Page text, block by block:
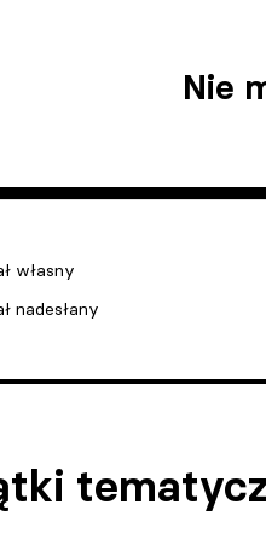
Nie
własny
nadesłany